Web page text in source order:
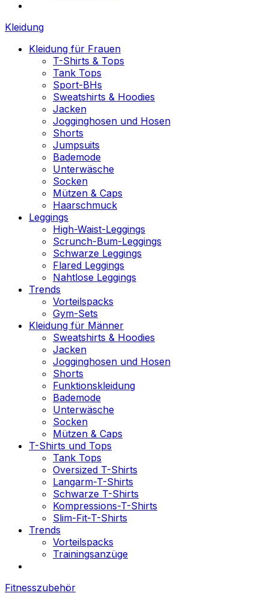
Kleidung
Kleidung für Frauen
T-Shirts & Tops
Tank Tops
Sport-BHs
Sweatshirts & Hoodies
Jacken
Jogginghosen und Hosen
Shorts
Jumpsuits
Bademode
Unterwäsche
Socken
Mützen & Caps
Haarschmuck
Leggings
High-Waist-Leggings
Scrunch-Bum-Leggings
Schwarze Leggings
Flared Leggings
Nahtlose Leggings
Trends
Vorteilspacks
Gym-Sets
Kleidung für Männer
Sweatshirts & Hoodies
Jacken
Jogginghosen und Hosen
Shorts
Funktionskleidung
Bademode
Unterwäsche
Socken
Mützen & Caps
T-Shirts und Tops
Tank Tops
Oversized T-Shirts
Langarm-T-Shirts
Schwarze T-Shirts
Kompressions-T-Shirts
Slim-Fit-T-Shirts
Trends
Vorteilspacks
Trainingsanzüge
Fitnesszubehör